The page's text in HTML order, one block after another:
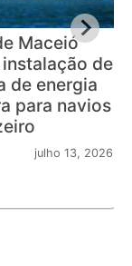
Maceió
de
de energia
para navios
julho 13, 2026